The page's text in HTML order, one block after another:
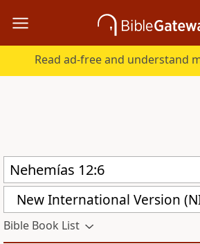
Read ad-free and understand
New International Version
Bible Book List